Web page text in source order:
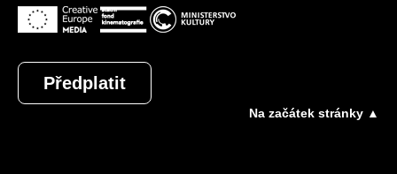
Předplatit
Na začátek stránky ▲